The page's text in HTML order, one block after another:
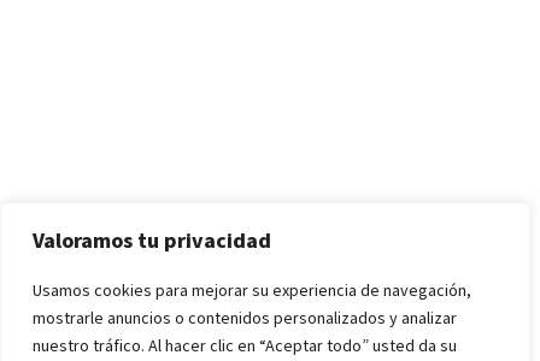
Valoramos tu privacidad
Usamos cookies para mejorar su experiencia de navegación,
mostrarle anuncios o contenidos personalizados y analizar
nuestro tráfico. Al hacer clic en “Aceptar todo” usted da su